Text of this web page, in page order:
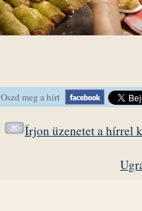
Oszd meg a hírt
Írjon üzenetet a hírrel